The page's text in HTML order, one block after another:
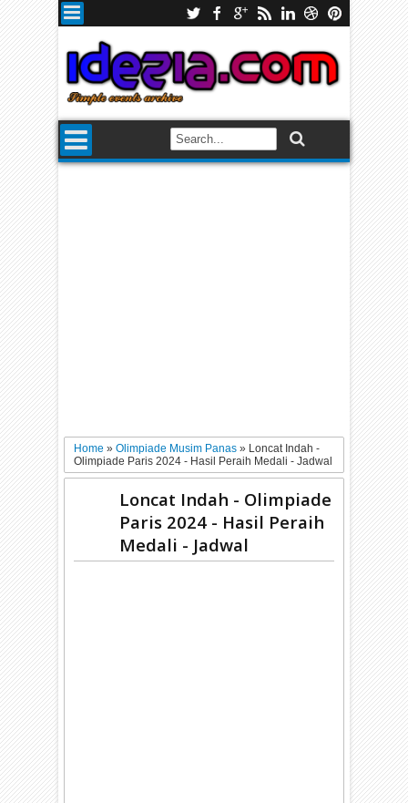
Home»Olimpiade Musim Panas» Loncat Indah -
Olimpiade Paris 2024 - Hasil Peraih Medali - Jadwal
Loncat Indah - Olimpiade
Paris 2024 - Hasil Peraih
Medali - Jadwal